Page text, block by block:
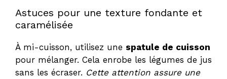
Astuces pour une texture fondante et
caramélisée
À mi-cuisson, utilisez une spatule de cuisson
pour mélanger. Cela enrobe les légumes de jus
sans les écraser. Cette attention assure une